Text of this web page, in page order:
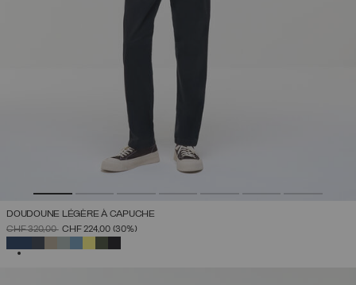
DOUDOUNE LÉGÈRE À CAPUCHE
PRIX RÉDUIT DE
CHF 320,00ÀCHF 224,00 (30%)